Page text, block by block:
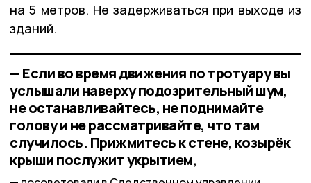
на 5 метров. Не задерживаться при выходе из
зданий.
— Если во время движения по тротуару вы
услышали наверху подозрительный шум,
не останавливайтесь, не поднимайте
голову и не рассматривайте, что там
случилось. Прижмитесь к стене, козырёк
крыши послужит укрытием,